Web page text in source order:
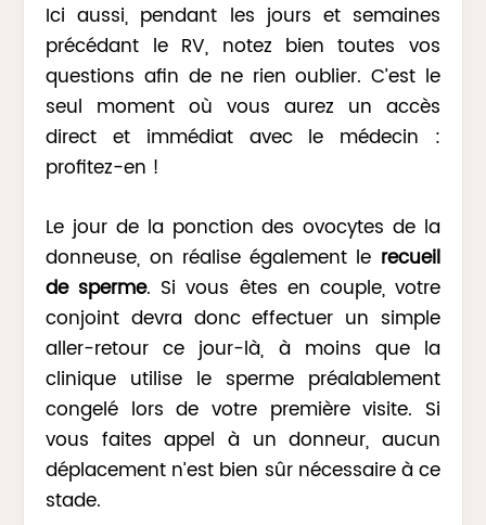
Ici aussi, pendant les jours et semaines
précédant le RV, notez bien toutes vos
questions afin de ne rien oublier. C’est le
seul moment où vous aurez un accès
direct et immédiat avec le médecin :
profitez-en !
Le jour de la ponction des ovocytes de la
donneuse, on réalise également le recueil
de sperme. Si vous êtes en couple, votre
conjoint devra donc effectuer un simple
aller-retour ce jour-là, à moins que la
clinique utilise le sperme préalablement
congelé lors de votre première visite. Si
vous faites appel à un donneur, aucun
déplacement n’est bien sûr nécessaire à ce
stade.